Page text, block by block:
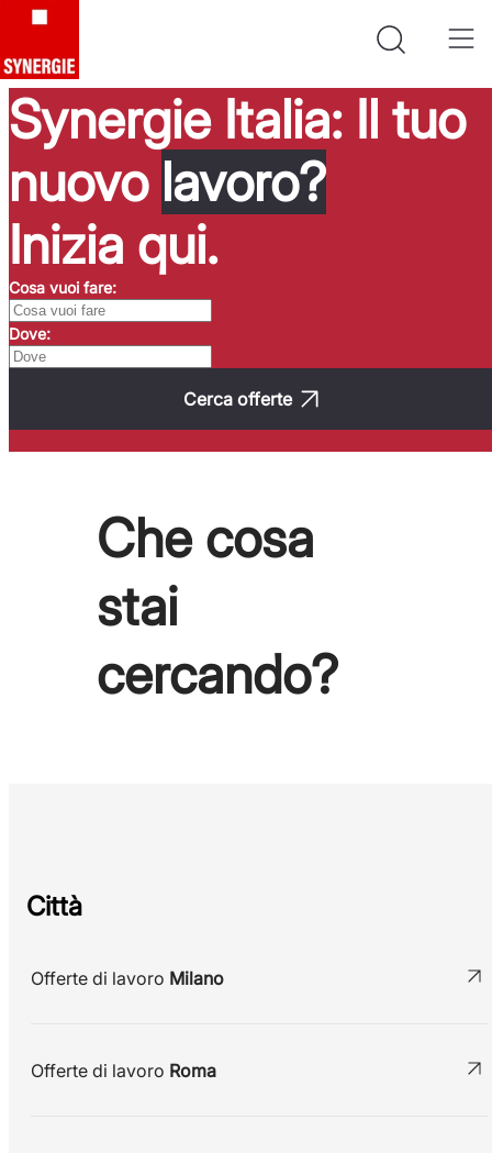
Synergie Italia: Il tuo
nuovo lavoro?
Inizia qui.
Cosa vuoi fare:
Dove:
Cerca offerte
Che cosa
stai
cercando?
Città
Offerte di lavoro Milano
Offerte di lavoro Roma